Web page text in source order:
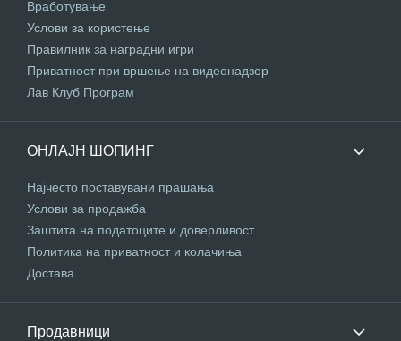
Вработување
Услови за користење
Правилник за наградни игри
Приватност при вршење на видеонадзор
Лав Клуб Програм
ОНЛАЈН ШОПИНГ
Најчесто поставувани прашања
Услови за продажба
Заштита на податоците и доверливост
Политика на приватност и колачиња
Достава
Продавници